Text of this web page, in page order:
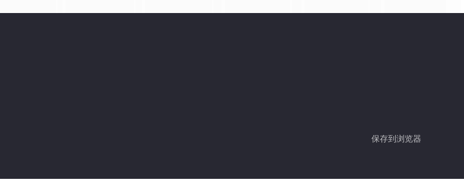
保存到浏览器